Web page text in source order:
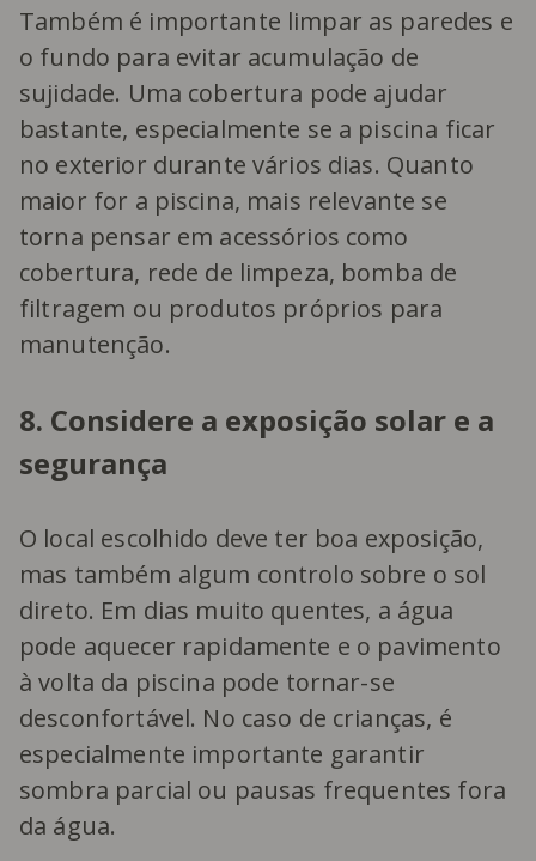
Também é importante limpar as paredes e
o fundo para evitar acumulação de
sujidade. Uma cobertura pode ajudar
bastante, especialmente se a piscina ficar
no exterior durante vários dias. Quanto
maior for a piscina, mais relevante se
torna pensar em acessórios como
cobertura, rede de limpeza, bomba de
filtragem ou produtos próprios para
manutenção.
8. Considere a exposição solar e a
segurança
O local escolhido deve ter boa exposição,
mas também algum controlo sobre o sol
direto. Em dias muito quentes, a água
pode aquecer rapidamente e o pavimento
à volta da piscina pode tornar-se
desconfortável. No caso de crianças, é
especialmente importante garantir
sombra parcial ou pausas frequentes fora
da água.